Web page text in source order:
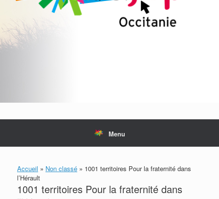
Menu
Accueil » Non classé » 1001 territoires Pour la fraternité dans
l’Hérault
1001 territoires Pour la fraternité dans